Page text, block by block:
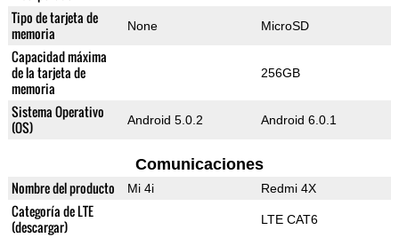
Tipo de tarjeta de
memoria
None MicroSD
Capacidad máxima
de la tarjeta de
memoria
256GB
Sistema Operativo
(OS)
Android 5.0.2 Android 6.0.1
Comunicaciones
Nombre del producto Mi 4i Redmi 4X
Categoría de LTE
(descargar)
LTE CAT6